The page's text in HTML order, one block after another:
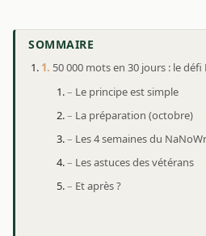
SOMMAIRE
50 000 mots en 30 jours : le
Le principe est simple
La préparation (octobre)
Les 4 semaines du
Les astuces des vétérans
Et après ?